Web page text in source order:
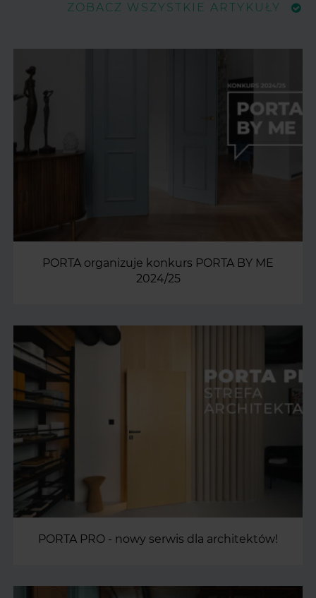
ZOBACZ WSZYSTKIE ARTYKUŁY
PORTA organizuje konkurs PORTA BY ME
2024/25
PORTA PRO - nowy serwis dla architektów!